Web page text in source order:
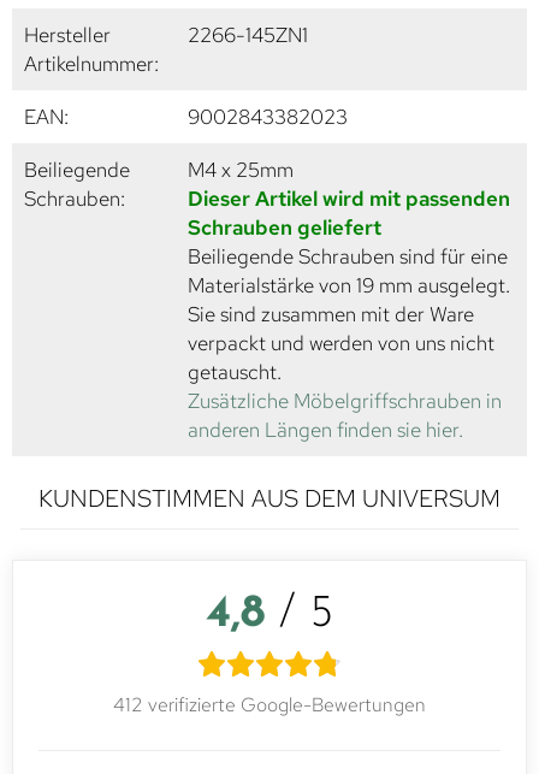
Hersteller
Artikelnummer:
2266-145ZN1
EAN:
9002843382023
Beiliegende
Schrauben:
M4 x 25mm
Dieser Artikel wird mit passenden
Schrauben geliefert
Beiliegende Schrauben sind für eine
Materialstärke von 19 mm ausgelegt.
Sie sind zusammen mit der Ware
verpackt und werden von uns nicht
getauscht.
Zusätzliche Möbelgriffschrauben in
anderen Längen finden sie hier.
KUNDENSTIMMEN AUS DEM UNIVERSUM
4,8 / 5
412 verifizierte Google-Bewertungen